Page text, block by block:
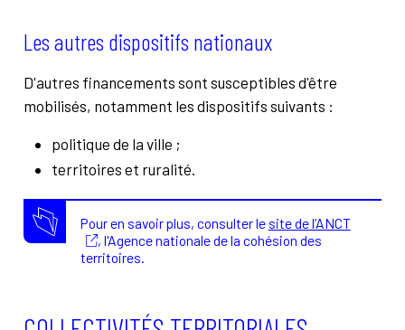
Les autres dispositifs nationaux
D'autres financements sont susceptibles d'être
mobilisés, notamment les dispositifs suivants :
politique de la ville ;
territoires et ruralité.
Pour en savoir plus, consulter le site de l’ANCT
, l'Agence nationale de la cohésion des
territoires.